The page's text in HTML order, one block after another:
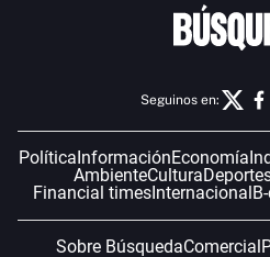
Seguinos en:
PolíticaInformaciónEconomía
AmbienteCultura
Financial timesInternacional
Sobre BúsquedaComercial